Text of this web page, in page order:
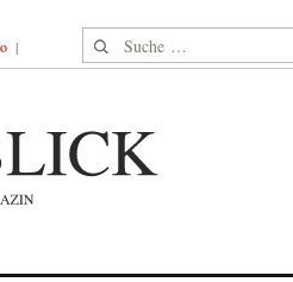
Suche nach: